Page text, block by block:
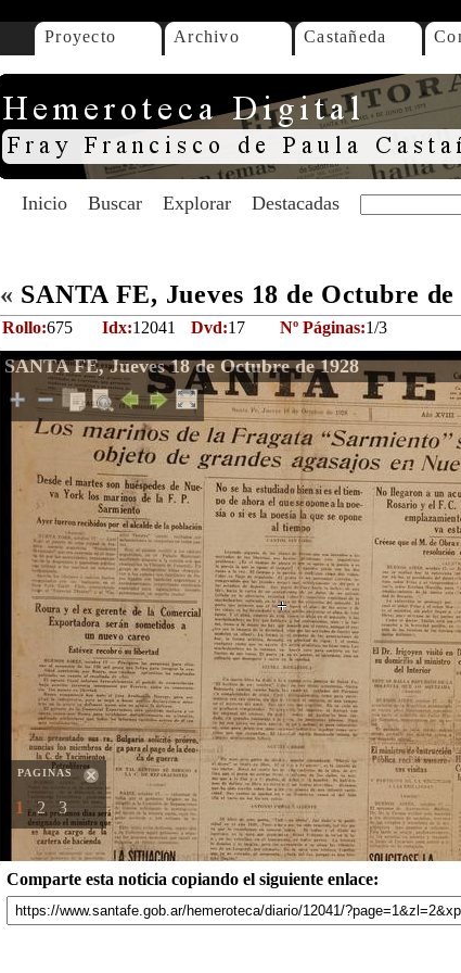
Proyecto Archivo Castañeda
Inicio Buscar Explorar Destacadas
« SANTA FE, Jueves 18 de Octubre de
Rollo:675 Idx:12041 Dvd:17 Nº Páginas:1/3
SANTA FE, Jueves 18 de Octubre de 1928
PAGINAS
1 2 3
Comparte esta noticia copiando el siguiente enlace: